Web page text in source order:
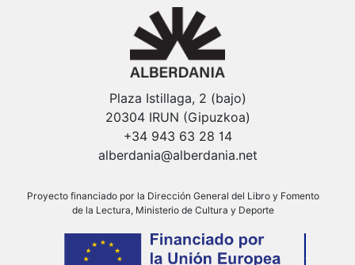
Plaza Istillaga, 2 (bajo)
20304 IRUN (Gipuzkoa)
+34 943 63 28 14
alberdania@alberdania.net
Proyecto financiado por la Dirección General del Libro y Fomento
de la Lectura, Ministerio de Cultura y Deporte